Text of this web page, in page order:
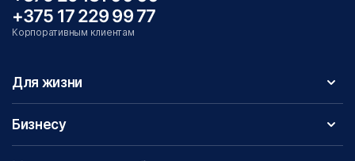
+375 17 229 99 77
Корпоративным клиентам
Для жизни
Бизнесу